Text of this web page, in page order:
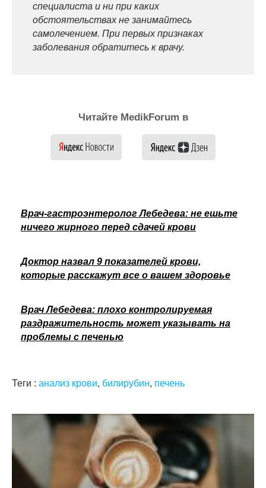
специалиста и ни при каких
обстоятельствах не занимайтесь
самолечением. При первых признаках
заболевания обратитесь к врачу.
Читайте MedikForum в
Врач-гастроэнтеролог Лебедева: не ешьте
ничего жирного перед сдачей крови
Доктор назвал 9 показателей крови,
которые расскажут все о вашем здоровье
Врач Лебедева: плохо контролируемая
раздражительность может указывать на
проблемы с печенью
Теги : анализ крови, билирубин, печень